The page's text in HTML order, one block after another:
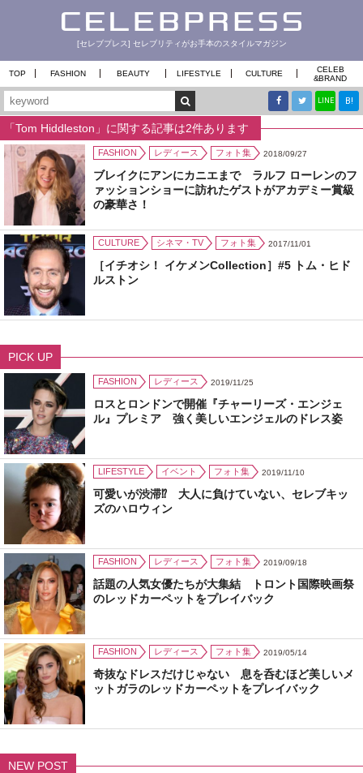
[セレブプレス] セレブリティがお手本のスタイルマガジン
TOP FASHION BEAUTY LIFESTYLE CULTURE
CELEB
&BRAND
LINE B!
「Tom Hiddleston」に関する記事は2件あります
FASHION レディース フォト集 2018/09/27
ブレイクにアンにカニエまで ラルフ ローレンのフ
ァッションショーに訪れたゲストがアカデミー賞級
の豪華さ！
CULTURE シネマ・TV フォト集 2017/11/01
［イチオシ！ イケメンCollection］#5 トム・ヒド
ルストン
PICK UP
FASHION レディース 2019/11/25
ロスとロンドンで開催『チャーリーズ・エンジェ
ル』プレミア 強く美しいエンジェルのドレス姿
LIFESTYLE イベント フォト集 2019/11/10
可愛いが渋滞⁉ 大人に負けていない、セレブキッ
ズのハロウィン
FASHION レディース フォト集 2019/09/18
話題の人気女優たちが大集結 トロント国際映画祭
のレッドカーペットをプレイバック
FASHION レディース フォト集 2019/05/14
奇抜なドレスだけじゃない 息を呑むほど美しいメ
ットガラのレッドカーペットをプレイバック
NEW POST